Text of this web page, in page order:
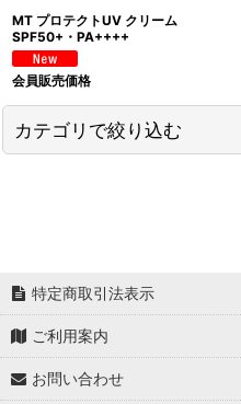
MT プロテクトUV クリーム
SPF50+・PA++++
会員販売価格
カテゴリで絞り込む
化粧水
美容液
乳液
特定商取引法表示
ご利用案内
お問い合わせ